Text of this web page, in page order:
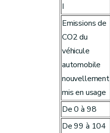
I
Emissions de
CO2 du
véhicule
automobile
nouvellement
mis en usage
De 0 à 98
De 99 à 104